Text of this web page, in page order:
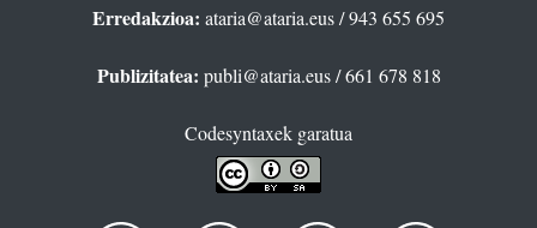
Erredakzioa: ataria@ataria.eus/ 943 655 695
Publizitatea: publi@ataria.eus/ 661 678 818
Codesyntaxek garatua